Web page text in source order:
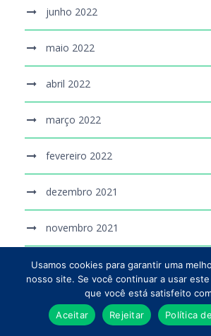
junho 2022
maio 2022
abril 2022
março 2022
fevereiro 2022
dezembro 2021
novembro 2021
outubro 2021
setembro 2021
Usamos cookies para garantir uma
nosso site. Se você continuar a usar
que você está satisfeito
Aceitar
Rejeitar Política